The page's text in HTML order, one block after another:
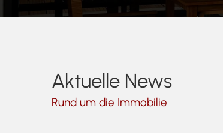
Aktuelle News
Rund um die Immobilie